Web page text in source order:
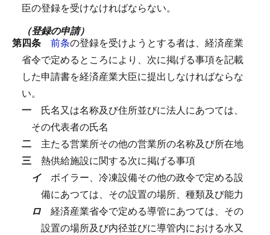
臣の登録を受けなければならない。
（登録の申請）
第四条 前条の登録を受けようとする者は、経済産業
省令で定めるところにより、次に掲げる事項を記載
した申請書を経済産業大臣に提出しなければならな
い。
一 氏名又は名称及び住所並びに法人にあつては、
その代表者の氏名
二 主たる営業所その他の営業所の名称及び所在地
三 熱供給施設に関する次に掲げる事項
イ ボイラー、冷凍設備その他の政令で定める設
備にあつては、その設置の場所、種類及び能力
ロ 経済産業省令で定める導管にあつては、その
設置の場所及び内径並びに導管内における水又